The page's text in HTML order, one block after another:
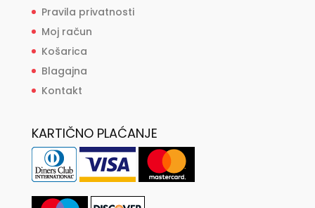
Pravila privatnosti
Moj račun
Košarica
Blagajna
Kontakt
KARTIČNO PLAĆANJE